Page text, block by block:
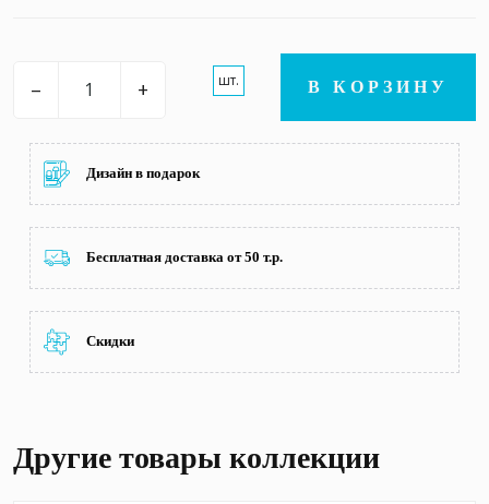
– + шт. В КОРЗИНУ
Дизайн в подарок
Бесплатная доставка от 50 т.р.
Скидки
Другие товары коллекции